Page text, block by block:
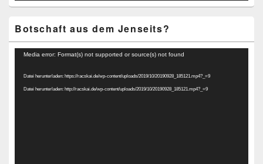
Botschaft aus dem Jenseits?
Video-
Media error: Format(s) not supported or source(s) not found
Datei herunterladen: https://racskai.de/wp-content/uploads/2019/10/20190928_185121.mp4?_=9
Datei herunterladen: http://racskai.de/wp-content/uploads/2019/10/20190928_185121.mp4?_=9